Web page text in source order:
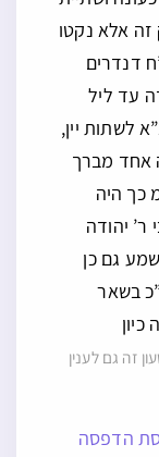
זה אלא נקטו
דנדרים
עד ליל
לשתות יין,
אחד מברך
כך היה
ר’ יהודה
גם כן
בשאר
זה גם לענין
הדפסה